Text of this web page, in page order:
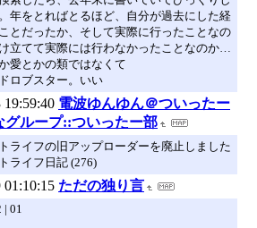
年をとればとるほど、自分が過去にした経
とだったか、そして実際に行ったことなの
立てて実際には行わなかったことなのか…
愛とかの類ではなくて
ロブスター。いい
19:59:40 電波ゆんゆん＠ついったー
グループ::ついったー部
ライフの旧アップローダーを廃止しました
ライフ日記 (276)
01:10:15 ただの独り言
| 01